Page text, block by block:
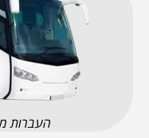
העברות